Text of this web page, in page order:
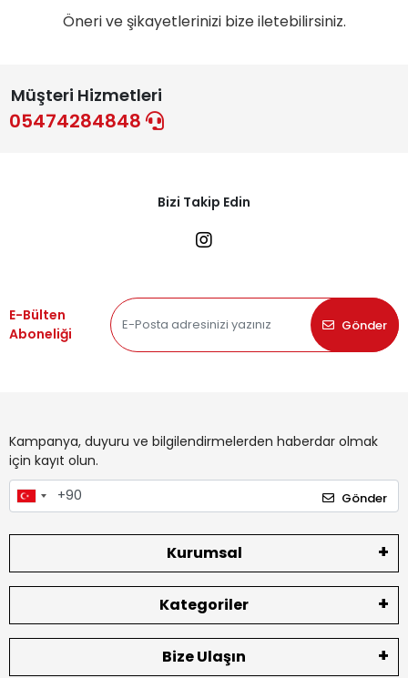
Öneri ve şikayetlerinizi bize iletebilirsiniz.
Müşteri Hizmetleri
05474284848
Bizi Takip Edin
E-Bülten
Aboneliği
Gönder
Kampanya, duyuru ve bilgilendirmelerden haberdar olmak
için kayıt olun.
Gönder
Kurumsal
Kategoriler
Bize Ulaşın